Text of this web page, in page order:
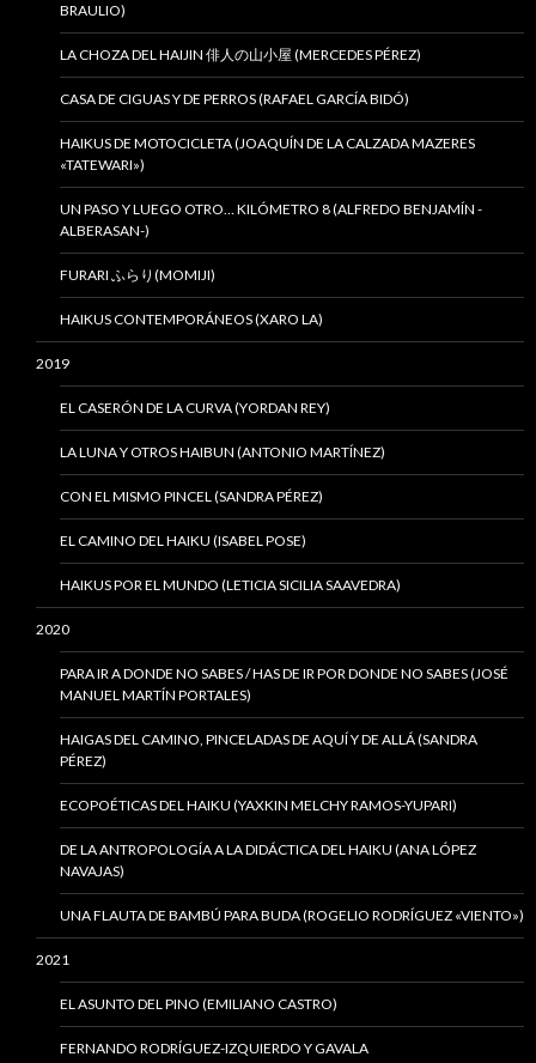
BRAULIO)
LA CHOZA DEL HAIJIN 俳人の山小屋 (MERCEDES PÉREZ)
CASA DE CIGUAS Y DE PERROS (RAFAEL GARCÍA BIDÓ)
HAIKUS DE MOTOCICLETA (JOAQUÍN DE LA CALZADA MAZERES
«TATEWARI»)
UN PASO Y LUEGO OTRO… KILÓMETRO 8 (ALFREDO BENJAMÍN -
ALBERASAN-)
FURARI ふらり(MOMIJI)
HAIKUS CONTEMPORÁNEOS (XARO LA)
2019
EL CASERÓN DE LA CURVA (YORDAN REY)
LA LUNA Y OTROS HAIBUN (ANTONIO MARTÍNEZ)
CON EL MISMO PINCEL (SANDRA PÉREZ)
EL CAMINO DEL HAIKU (ISABEL POSE)
HAIKUS POR EL MUNDO (LETICIA SICILIA SAAVEDRA)
2020
PARA IR A DONDE NO SABES / HAS DE IR POR DONDE NO SABES (JOSÉ
MANUEL MARTÍN PORTALES)
HAIGAS DEL CAMINO, PINCELADAS DE AQUÍ Y DE ALLÁ (SANDRA
PÉREZ)
ECOPOÉTICAS DEL HAIKU (YAXKIN MELCHY RAMOS-YUPARI)
DE LA ANTROPOLOGÍA A LA DIDÁCTICA DEL HAIKU (ANA LÓPEZ
NAVAJAS)
UNA FLAUTA DE BAMBÚ PARA BUDA (ROGELIO RODRÍGUEZ «VIENTO»)
2021
EL ASUNTO DEL PINO (EMILIANO CASTRO)
FERNANDO RODRÍGUEZ-IZQUIERDO Y GAVALA